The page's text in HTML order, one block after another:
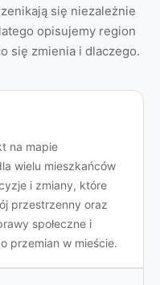
się niezależnie
opisujemy region
się zmienia i dlaczego.
na mapie
wielu mieszkańców
i zmiany, które
przestrzenny oraz
społeczne i
przemian w mieście.